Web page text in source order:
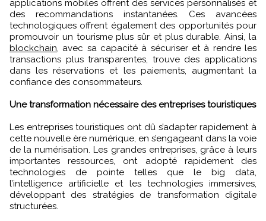
applications mobiles offrent des services personnalisés et
des recommandations instantanées. Ces avancées
technologiques offrent également des opportunités pour
promouvoir un tourisme plus sûr et plus durable. Ainsi, la
blockchain, avec sa capacité à sécuriser et à rendre les
transactions plus transparentes, trouve des applications
dans les réservations et les paiements, augmentant la
confiance des consommateurs.
Une transformation nécessaire des entreprises touristiques
Les entreprises touristiques ont dû s’adapter rapidement à
cette nouvelle ère numérique, en s’engageant dans la voie
de la numérisation. Les grandes entreprises, grâce à leurs
importantes ressources, ont adopté rapidement des
technologies de pointe telles que le big data,
l’intelligence artificielle et les technologies immersives,
développant des stratégies de transformation digitale
structurées.